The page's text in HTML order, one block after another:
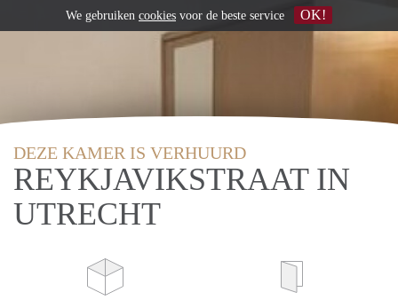
DEZE KAMER IS VERHUURD
REYKJAVIKSTRAAT IN
UTRECHT
We gebruiken cookies voor de beste service OK!